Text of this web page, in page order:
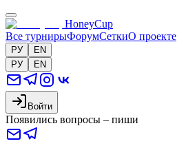
HoneyCup
Все турнирыФорумСеткиО проекте
РУ
EN
РУ
EN
Войти
Появились вопросы – пиши